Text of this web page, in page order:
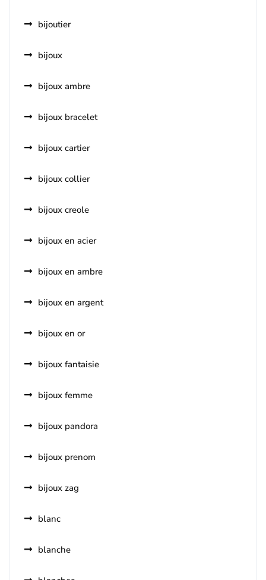
bijoutier
bijoux
bijoux ambre
bijoux bracelet
bijoux cartier
bijoux collier
bijoux creole
bijoux en acier
bijoux en ambre
bijoux en argent
bijoux en or
bijoux fantaisie
bijoux femme
bijoux pandora
bijoux prenom
bijoux zag
blanc
blanche